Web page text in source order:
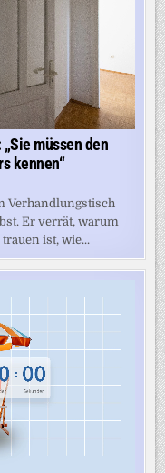
müssen den
kennen“
Verhandlungstisch
Er verrät, warum
ist, wie...